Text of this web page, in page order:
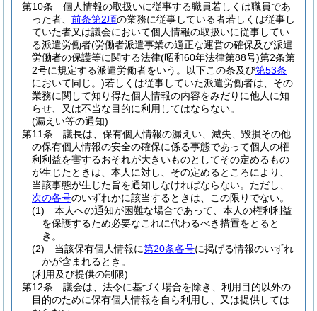
第10条
個人情報の取扱いに従事する職員若しくは職員であ
った者、 前条第2項の業務に従事している者若しくは従事し
ていた者又は議会において個人情報の取扱いに従事してい
る派遣労働者(労働者派遣事業の適正な運営の確保及び派遣
労働者の保護等に関する法律(昭和60年法律第88号)第2条第
2号に規定する派遣労働者をいう。以下この条及び第53条
において同じ。)若しくは従事していた派遣労働者は、その
業務に関して知り得た個人情報の内容をみだりに他人に知
らせ、又は不当な目的に利用してはならない。
(漏えい等の通知)
第11条
議長は、保有個人情報の漏えい、滅失、毀損その他
の保有個人情報の安全の確保に係る事態であって個人の権
利利益を害するおそれが大きいものとしてその定めるもの
が生じたときは、本人に対し、その定めるところにより、
当該事態が生じた旨を通知しなければならない。 ただし、
次の各号のいずれかに該当するときは、この限りでない。
(1)
本人への通知が困難な場合であって、本人の権利利益
を保護するため必要なこれに代わるべき措置をとると
き。
(2)
当該保有個人情報に第20条各号に掲げる情報のいずれ
かが含まれるとき。
(利用及び提供の制限)
第12条
議会は、法令に基づく場合を除き、利用目的以外の
目的のために保有個人情報を自ら利用し、又は提供しては